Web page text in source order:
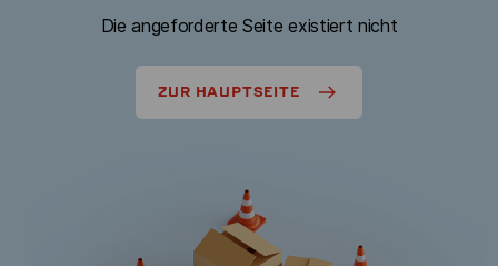
Die angeforderte Seite existiert nicht
ZUR HAUPTSEITE